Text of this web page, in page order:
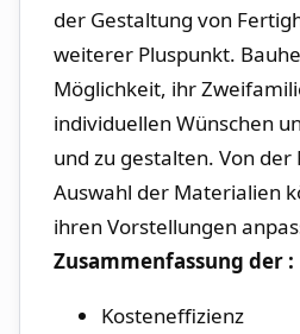
der‍ Gestaltung von
weiterer Pluspunkt.
Möglichkeit, ihr
individuellen Wünschen
und zu gestalten. Von⁢
Auswahl der Materialien
ihren Vorstellungen
Zusammenfassung der :
Kosteneffizienz